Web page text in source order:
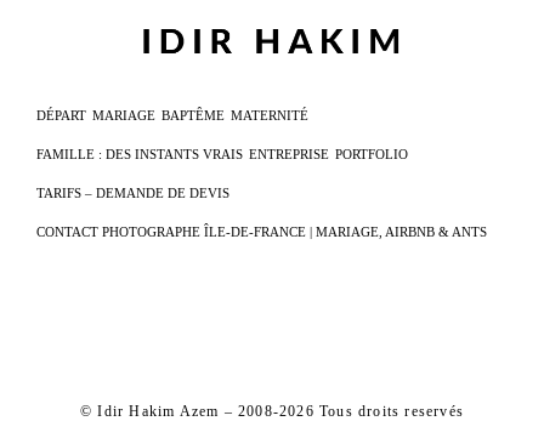
DÉPART MARIAGE BAPTÊME MATERNITÉ
FAMILLE : DES INSTANTS VRAIS ENTREPRISE PORTFOLIO
TARIFS – DEMANDE DE DEVIS
CONTACT PHOTOGRAPHE ÎLE-DE-FRANCE | MARIAGE, AIRBNB & ANTS
© Idir Hakim Azem – 2008-2026 Tous droits reservés